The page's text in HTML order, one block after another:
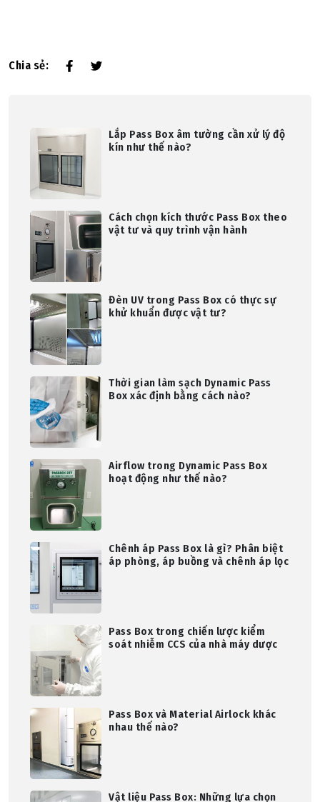
Chia sẻ:
Lắp Pass Box âm tường cần xử lý độ
kín như thế nào?
Cách chọn kích thước Pass Box theo
vật tư và quy trình vận hành
Đèn UV trong Pass Box có thực sự
khử khuẩn được vật tư?
Thời gian làm sạch Dynamic Pass
Box xác định bằng cách nào?
Airflow trong Dynamic Pass Box
hoạt động như thế nào?
Chênh áp Pass Box là gì? Phân biệt
áp phòng, áp buồng và chênh áp lọc
Pass Box trong chiến lược kiểm
soát nhiễm CCS của nhà máy dược
Pass Box và Material Airlock khác
nhau thế nào?
Vật liệu Pass Box: Những lựa chọn